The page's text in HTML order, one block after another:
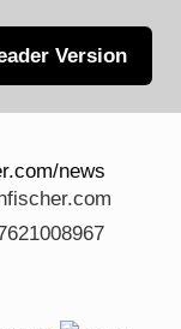
Version